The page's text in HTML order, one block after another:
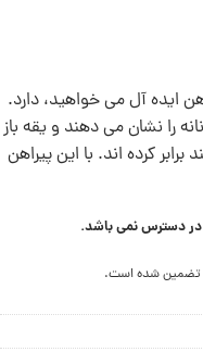
ایده آل می خواهید، دارد.
را نشان می دهند و یقه باز
کرده اند. با این پیراهن
دسترس نمی باشد.
تضمین شده است.